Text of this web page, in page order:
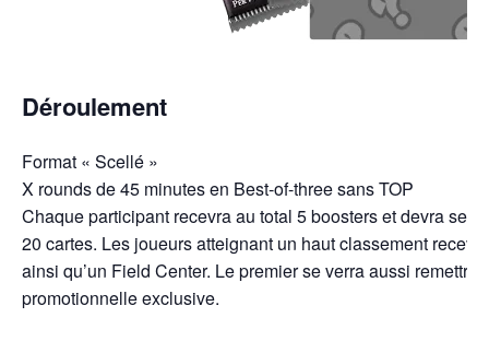
Déroulement
Format « Scellé »
X rounds de 45 minutes en Best-of-three sans TOP
Chaque participant recevra au total 5 boosters et devra se
20 cartes. Les joueurs atteignant un haut classement
ainsi qu’un Field Center. Le premier se verra aussi remettre
promotionnelle exclusive.